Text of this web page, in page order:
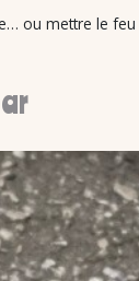
ou mettre le